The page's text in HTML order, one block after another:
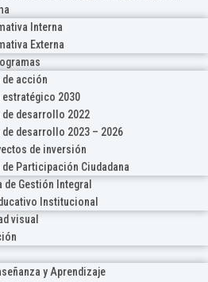
Interna
Externa
de acción
estratégico 2030
de desarrollo 2022
de desarrollo 2023 – 2026
de inversión
de Participación Ciudadana
de Gestión Integral
Institucional
visual
y Aprendizaje